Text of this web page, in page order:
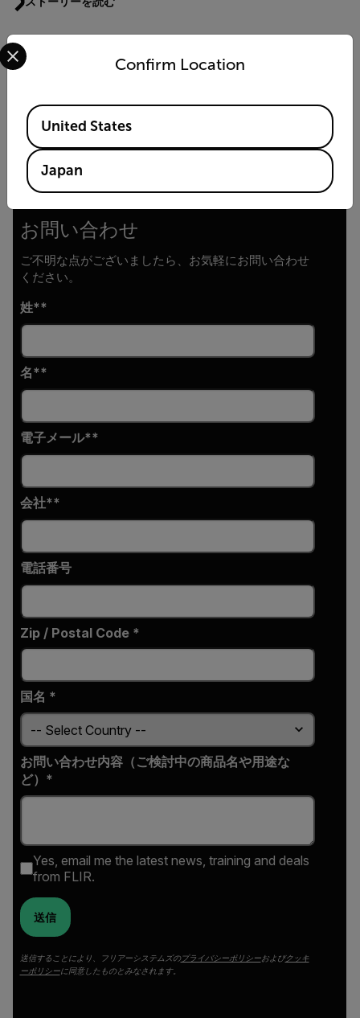
高速カメラを使用すれば、長距離追跡用途で
ストーリーを読む
お問い合わせ
ご不明な点がございましたら、お気軽にお問い合わせ
ください。
姓*
名*
電子メール*
会社*
電話番号
Zip / Postal Code *
国名 *
お問い合わせ内容（ご検討中の商品名や用途な
ど）*
Yes, email me the latest news, training and deals
from FLIR.
送信
送信することにより、フリアーシステムズのプライバシーポリシーおよびクッキ
ーポリシーに同意したものとみなされます。
Confirm Location
Select your preferred country and language from the
Available Locations
United States
Japan